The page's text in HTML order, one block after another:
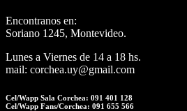
Encontranos en:
Soriano 1245, Montevideo.
Lunes a Viernes de 14 a 18 hs.
mail: corchea.uy@gmail.com
Cel/Wapp Sala Corchea: 091 401 128
Cel/Wapp Fans/Corchea: 091 655 566